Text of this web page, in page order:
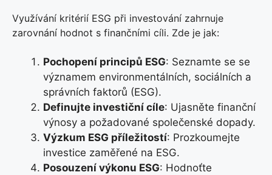
Využívání kritérií ESG při investování zahrnuje
zarovnání hodnot s finančními cíli. Zde je jak:
Pochopení principů ESG: Seznamte se se
významem environmentálních, sociálních a
správních faktorů (ESG).
Definujte investiční cíle: Ujasněte finanční
výnosy a požadované společenské dopady.
Výzkum ESG příležitostí: Prozkoumejte
investice zaměřené na ESG.
Posouzení výkonu ESG: Hodnoťte